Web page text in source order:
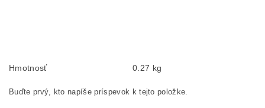
Hmotnosť 0.27 kg
Buďte prvý, kto napíše príspevok k tejto položke.